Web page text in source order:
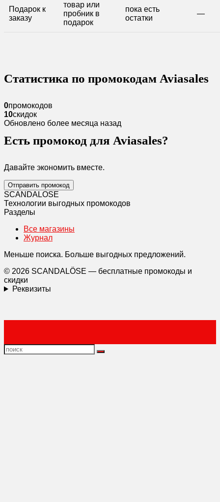
Подарок к
заказу
товар или
пробник в
подарок
пока есть
остатки
—
Статистика по промокодам Aviasales
0промокодов
10скидок
Обновлено более месяца назад
Есть промокод для Aviasales?
Давайте экономить вместе.
Отправить промокод
SCANDALOSE
Технологии выгодных промокодов
Разделы
Все магазины
Журнал
Меньше поиска. Больше выгодных предложений.
© 2026 SCANDALÖSE — бесплатные промокоды и
скидки
Реквизиты